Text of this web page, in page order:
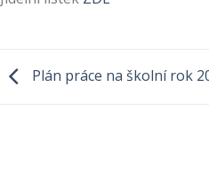
Plán práce na školní rok